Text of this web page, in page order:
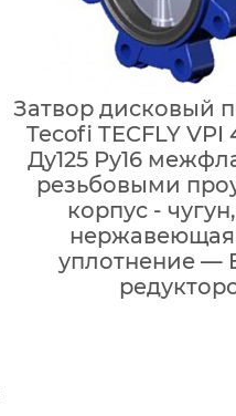
Затвор дисковый
Tecofi TECFLY
Ду125 Ру16
резьбовыми
корпус -
нержавеющая
уплотнение —